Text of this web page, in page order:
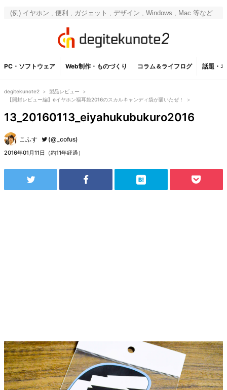
PC・ソフトウェア Web制作・ものづくり コラム＆ライフログ 話題・
degitekunote2 > 製品レビュー
>
【開封レビュー編】eイヤホン福耳袋2016のスカルキャンディ袋が届いたぜ！
>
13_20160113_eiyahukubukuro2016
こふす (@_cofus)
2016年01月11日（約11年経過）